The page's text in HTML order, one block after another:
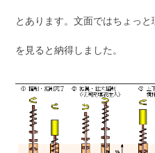
とあります。文面ではちょっ
を見ると納得しました。